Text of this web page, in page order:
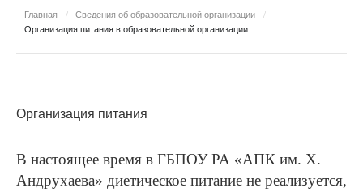
Главная / Сведения об образовательной организации
/
Организация питания в образовательной организации
Организация питания
В настоящее время в ГБПОУ РА «АПК им. Х.
Андрухаева» диетическое питание не реализуется,